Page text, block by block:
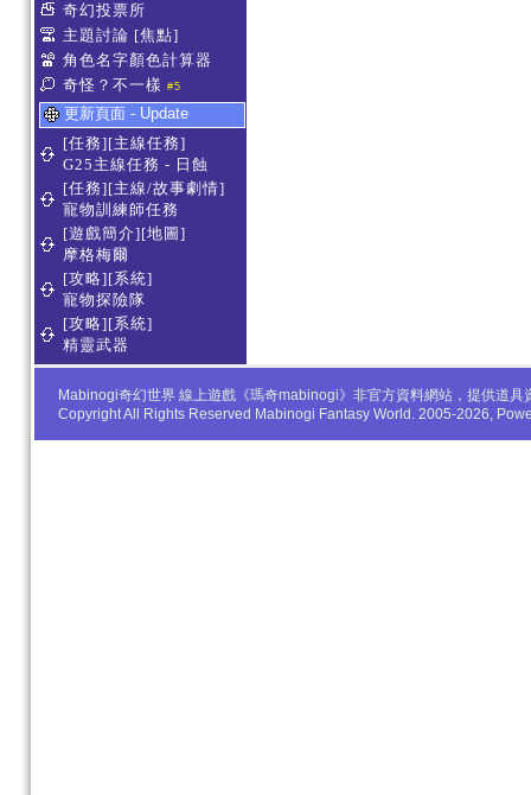
奇幻投票所
主題討論 [焦點]
角色名字顏色計算器
奇怪？不一樣 #5
更新頁面 - Update
[任務][主線任務]
G25主線任務 - 日蝕
[任務][主線/故事劇情]
寵物訓練師任務
[遊戲簡介][地圖]
摩格梅爾
[攻略][系統]
寵物探險隊
[攻略][系統]
精靈武器
Mabinogi奇幻世界 線上遊戲《瑪奇mabinogi》非官方資料網站，提供道
Copyright All Rights Reserved Mabinogi Fantasy World. 2005-2026,